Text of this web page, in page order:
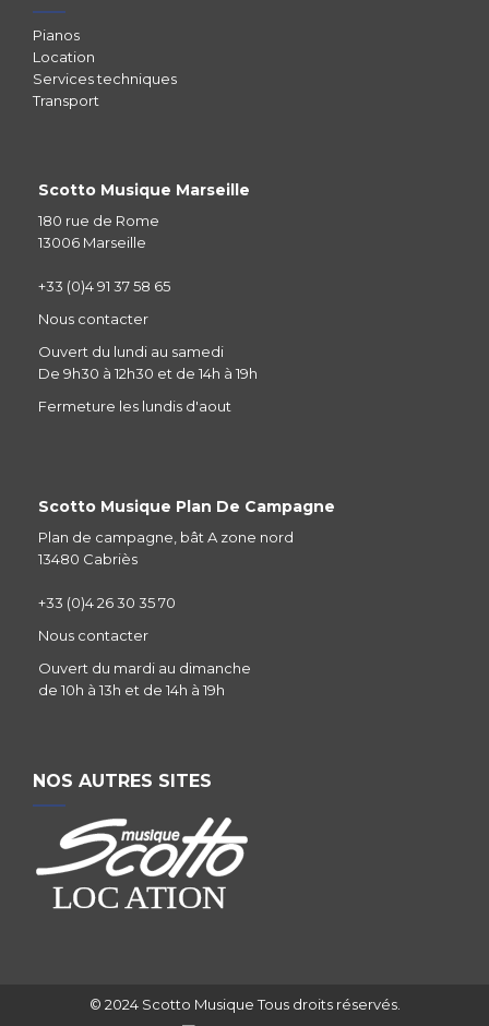
Pianos
Location
Services techniques
Transport
Scotto Musique Marseille
180 rue de Rome
13006 Marseille
+33 (0)4 91 37 58 65
Nous contacter
Ouvert du lundi au samedi
De 9h30 à 12h30 et de 14h à 19h
Fermeture les lundis d'aout
Scotto Musique Plan De Campagne
Plan de campagne, bât A zone nord
13480 Cabriès
+33 (0)4 26 30 35 70
Nous contacter
Ouvert du mardi au dimanche
de 10h à 13h et de 14h à 19h
NOS AUTRES SITES
© 2024 Scotto Musique Tous droits réservés.